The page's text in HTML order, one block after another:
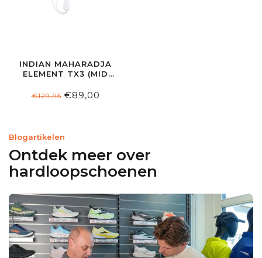
INDIAN MAHARADJA
ELEMENT TX3 (MID
€129,95€89,00
Blogartikelen
Ontdek meer over
hardloopschoenen